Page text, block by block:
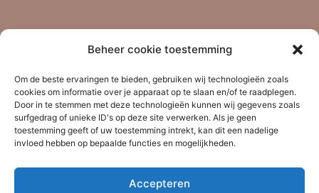
Beheer cookie toestemming
Om de beste ervaringen te bieden, gebruiken wij technologieën zoals
cookies om informatie over je apparaat op te slaan en/of te raadplegen.
Door in te stemmen met deze technologieën kunnen wij gegevens zoals
surfgedrag of unieke ID's op deze site verwerken. Als je geen
toestemming geeft of uw toestemming intrekt, kan dit een nadelige
invloed hebben op bepaalde functies en mogelijkheden.
Accepteren
Recente berichten
Extra rondleidingen in de zomermaanden
Open huis Orgelzolders
Tegen de werkelijkheid valt niet op te fantaseren